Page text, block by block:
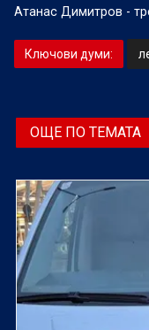
Атанас Димитров -
Ключови думи:
ОЩЕ ПО ТЕМАТА